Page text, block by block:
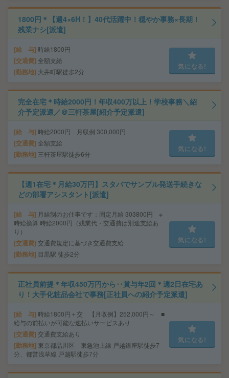
1800円＊【週4×6H！】40代活躍中！穏やか事務×長期！
残業ナシ[派遣]
給 与 時給1800円
交通費 全額支給
勤務地 大井町駅徒歩2分
気になる!
完全在宅＊時給2000円！年収400万以上！学校事務＼紹
介予定派遣／＠三軒茶屋[紹介予定派遣]
給 与 時給2000円 月収例 300,000円
交通費 全額支給
勤務地 三軒茶屋駅徒歩6分
気になる!
【週1在宅＊月給30万円】スタバでサンプル発送手続きな
どの部署アシスタント[派遣]
給 与 月給制のお仕事です：固定月給 303800円 ※
時給換算 時給2000円（残業代・交通費は別途支給あ
り）
交通費 交通費規定に基づき交通費支給
勤務地 目黒駅 徒歩2分
気になる!
正社員前提＊年収450万円から‥賞与年2回＊週2日在宅あ
り！大手化粧品会社で事務[正社員への紹介予定派遣]
給 与 時給1800円＋交 【月収例】252,000円～ ■
給与の前払いが可能な速払いサービスあり
交通費 交通費支給あり
勤務地 東京都品川区 東急池上線 戸越銀座駅徒歩7
分、都営浅草線 戸越駅徒歩7分
気になる!